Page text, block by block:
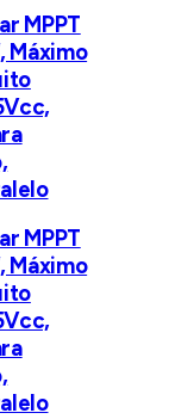
MPPT
Máximo
MPPT
Máximo